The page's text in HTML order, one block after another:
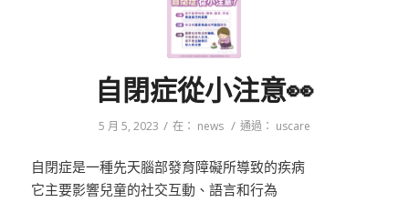
自閉症從小注意👀
5 月 5, 2023 / 在： news / 通過： uscare
自閉症是一種先天腦部發育障礙所導致的疾病
它主要影響兒童的社交互動、語言和行為